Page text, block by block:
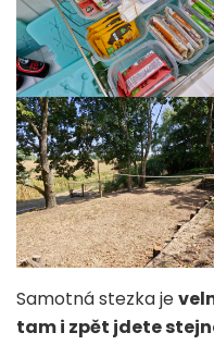
Samotná stezka je
tam i zpět jdete